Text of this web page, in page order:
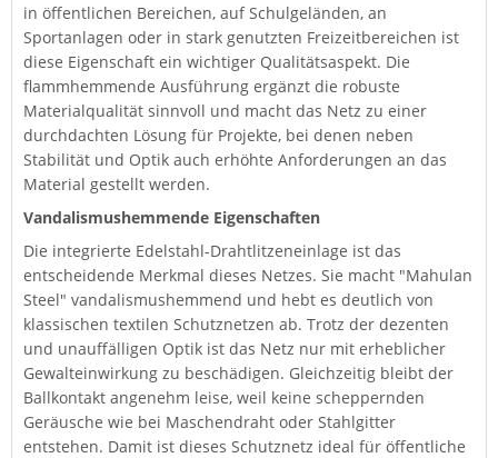
in öffentlichen Bereichen, auf Schulgeländen, an
Sportanlagen oder in stark genutzten Freizeitbereichen ist
diese Eigenschaft ein wichtiger Qualitätsaspekt. Die
flammhemmende Ausführung ergänzt die robuste
Materialqualität sinnvoll und macht das Netz zu einer
durchdachten Lösung für Projekte, bei denen neben
Stabilität und Optik auch erhöhte Anforderungen an das
Material gestellt werden.
Vandalismushemmende Eigenschaften
Die integrierte Edelstahl-Drahtlitzeneinlage ist das
entscheidende Merkmal dieses Netzes. Sie macht "Mahulan
Steel" vandalismushemmend und hebt es deutlich von
klassischen textilen Schutznetzen ab. Trotz der dezenten
und unauffälligen Optik ist das Netz nur mit erheblicher
Gewalteinwirkung zu beschädigen. Gleichzeitig bleibt der
Ballkontakt angenehm leise, weil keine scheppernden
Geräusche wie bei Maschendraht oder Stahlgitter
entstehen. Damit ist dieses Schutznetz ideal für öffentliche